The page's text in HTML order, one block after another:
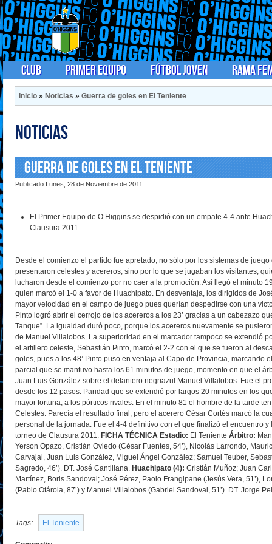
Club Primer Equipo Fútbol Joven Rama
Inicio » Noticias » Guerra de goles en El Teniente
Noticias
Guerra de goles en El Teniente
Publicado Lunes, 28 de Noviembre de 2011
El Primer Equipo de O’Higgins se despidió con un empate 4-4 ante
Clausura 2011.
Desde el comienzo el partido fue apretado, no sólo por los sistemas de juego
presentaron celestes y acereros, sino por lo que se jugaban los visitantes,
lucharon desde el comienzo por no caer a la promoción. Así llegó el minuto
quien marcó el 1-0 a favor de Huachipato. En desventaja, los dirigidos de
mayor velocidad en el campo de juego pues querían despedirse con una
Pinto logró abrir el cerrojo de los acereros a los 23’ gracias a un cabezazo
Tanque”. La igualdad duró poco, porque los acereros nuevamente se
de Manuel Villalobos. La superioridad en el marcador tampoco se extendió
el artillero celeste, Sebastián Pinto, marcó el 2-2 con el que se fueron al
goles, pues a los 48’ Pinto puso en ventaja al Capo de Provincia, marcando
parcial que se mantuvo hasta los 61 minutos de juego, momento en que el
Juan Luis González sobre el delantero negriazul Manuel Villalobos. Fue el
desde los 12 pasos. Paridad que se extendió por largos 20 minutos en los
mayor fortuna, a los pórticos rivales. En el minuto 81 el hombre de la tarde
Celestes. Parecía el resultado final, pero el acerero César Cortés marcó la
personal de la jornada. Fue el 4-4 definitivo con el que finalizó el encuentro
torneo de Clausura 2011. FICHA TÉCNICA Estadio: El Teniente Árbitro:
Yerson Opazo, Cristián Oviedo (César Fuentes, 54’), Nicolás Larrondo,
Carvajal, Juan Luis González, Miguel Ángel González; Samuel Teuber,
Sagredo, 46’). DT. José Cantillana. Huachipato (4): Cristián Muñoz; Juan
Martínez, Boris Sandoval; José Pérez, Paolo Frangipane (Jesús Vera, 51’),
(Pablo Otárola, 87’) y Manuel Villalobos (Gabriel Sandoval, 51’). DT. Jorge
Tags: El Teniente